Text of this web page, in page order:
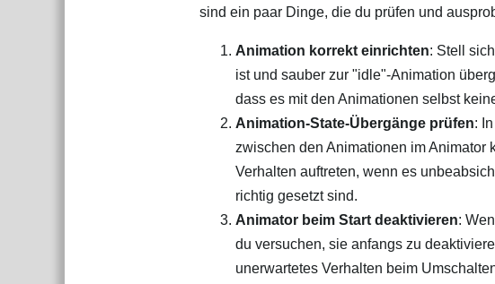
sind ein paar Dinge, die du prüfen und
Animation korrekt einrichten: Stell
ist und sauber zur "idle"-Animation
dass es mit den Animationen selbst
Animation-State-Übergänge prüfen:
zwischen den Animationen im Animator
Verhalten auftreten, wenn es
richtig gesetzt sind.
Animator beim Start deaktivieren:
du versuchen, sie anfangs zu
unerwartetes Verhalten beim